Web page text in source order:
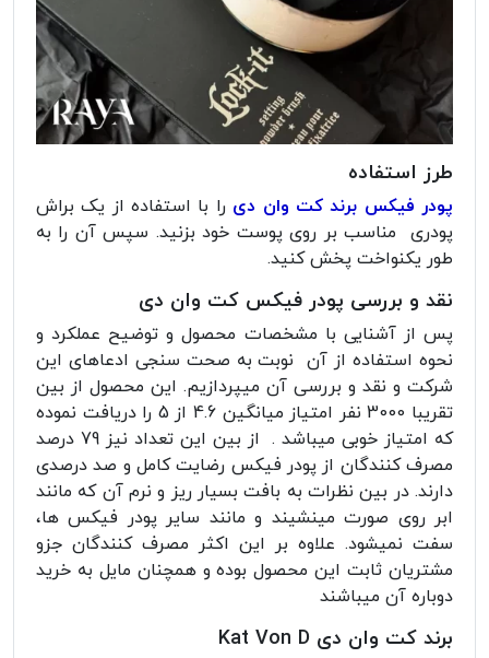
طرز استفاده
پودر فیکس برند کت وان دی را با استفاده از یک براش
پودری مناسب بر روی پوست خود بزنید. سپس آن را به
طور یکنواخت پخش کنید.
نقد و بررسی پودر فیکس کت وان دی
پس از آشنایی با مشخصات محصول و توضیح عملکرد و
نحوه استفاده از آن نوبت به صحت سنجی ادعاهای این
شرکت و نقد و بررسی آن میپردازیم. این محصول از بین
تقریبا 3000 نفر امتیاز میانگین 4.6 از 5 را دریافت نموده
که امتیاز خوبی میباشد . از بین این تعداد نیز 79 درصد
مصرف کنندگان از پودر فیکس رضایت کامل و صد درصدی
دارند. در بین نظرات به بافت بسیار ریز و نرم آن که مانند
ابر روی صورت مینشیند و مانند سایر پودر فیکس ها،
سفت نمیشود. علاوه بر این اکثر مصرف کنندگان جزو
مشتریان ثابت این محصول بوده و همچنان مایل به خرید
دوباره آن میباشند
برند کت وان دی Kat Von D